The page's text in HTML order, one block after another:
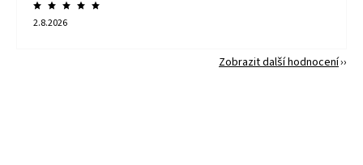
2.8.2026
Zobrazit další hodnocení